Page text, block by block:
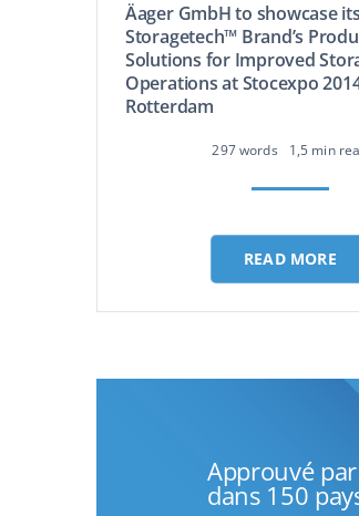
Äager GmbH to showcase its
Storagetech™ Brand’s
Solutions for Improved
Operations at Stocexpo
Rotterdam
297 words 1,5 min
READ MORE
Approuvé
dans 150